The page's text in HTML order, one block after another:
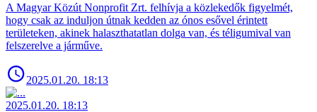
A Magyar Közút Nonprofit Zrt. felhívja a közlekedők figyelmét,
hogy csak az induljon útnak kedden az ónos esővel érintett
területeken, akinek halaszthatatlan dolga van, és téligumival van
felszerelve a járműve.
2025.01.20. 18:13
2025.01.20. 18:13